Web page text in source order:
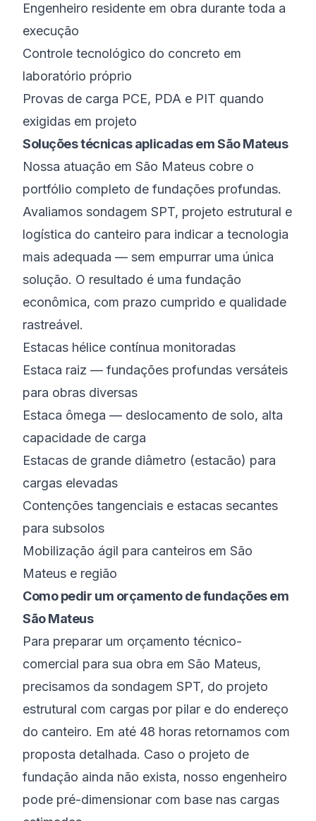
Engenheiro residente em obra durante toda a
execução
Controle tecnológico do concreto em
laboratório próprio
Provas de carga PCE, PDA e PIT quando
exigidas em projeto
Soluções técnicas aplicadas em São Mateus
Nossa atuação em São Mateus cobre o
portfólio completo de fundações profundas.
Avaliamos sondagem SPT, projeto estrutural e
logística do canteiro para indicar a tecnologia
mais adequada — sem empurrar uma única
solução. O resultado é uma fundação
econômica, com prazo cumprido e qualidade
rastreável.
Estacas hélice contínua monitoradas
Estaca raiz — fundações profundas versáteis
para obras diversas
Estaca ômega — deslocamento de solo, alta
capacidade de carga
Estacas de grande diâmetro (estacão) para
cargas elevadas
Contenções tangenciais e estacas secantes
para subsolos
Mobilização ágil para canteiros em São
Mateus e região
Como pedir um orçamento de fundações em
São Mateus
Para preparar um orçamento técnico-
comercial para sua obra em São Mateus,
precisamos da sondagem SPT, do projeto
estrutural com cargas por pilar e do endereço
do canteiro. Em até 48 horas retornamos com
proposta detalhada. Caso o projeto de
fundação ainda não exista, nosso engenheiro
pode pré-dimensionar com base nas cargas